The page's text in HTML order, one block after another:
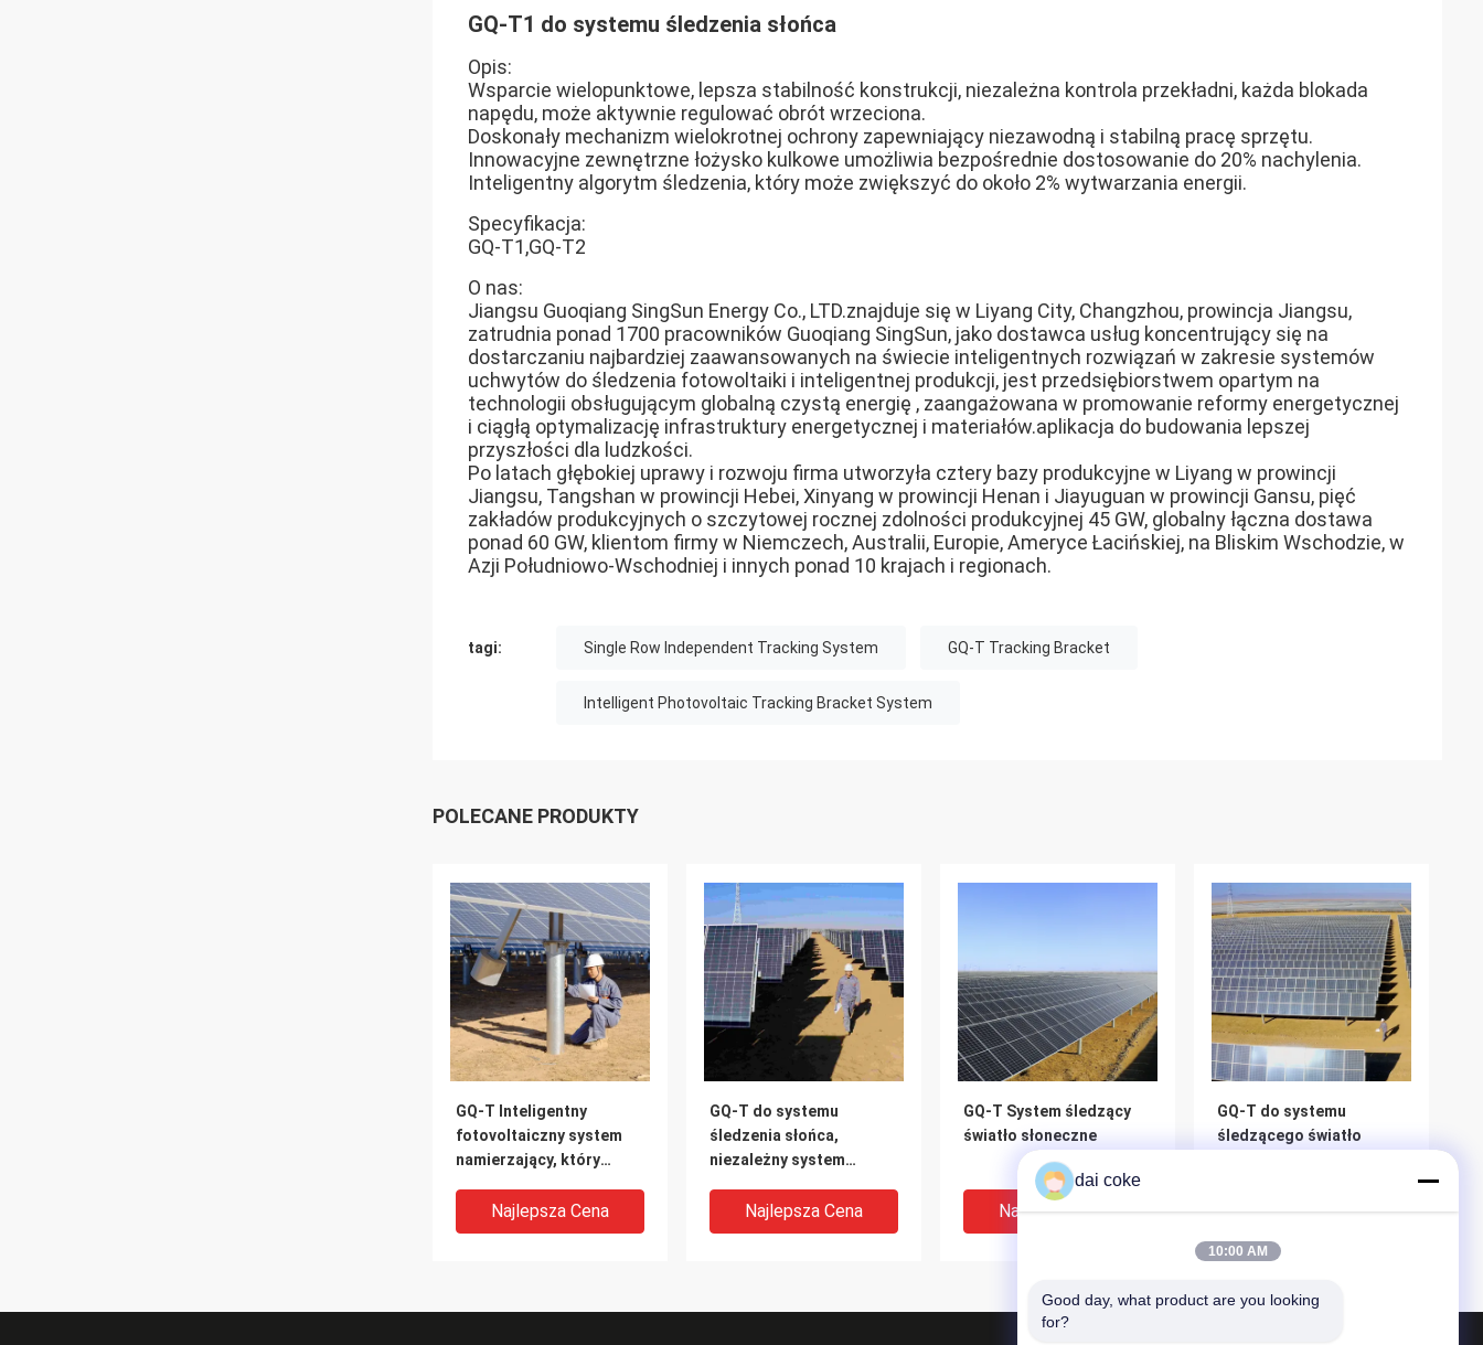
GQ-T1 do systemu śledzenia słońca
Opis:
Wsparcie wielopunktowe, lepsza stabilność konstrukcji, niezależna kontrola przekładni, każda blokada
napędu, może aktywnie regulować obrót wrzeciona.
Doskonały mechanizm wielokrotnej ochrony zapewniający niezawodną i stabilną pracę sprzętu.
Innowacyjne zewnętrzne łożysko kulkowe umożliwia bezpośrednie dostosowanie do 20% nachylenia.
Inteligentny algorytm śledzenia, który może zwiększyć do około 2% wytwarzania energii.
Specyfikacja:
GQ-T1,​GQ-T2
O nas:
Jiangsu Guoqiang SingSun Energy Co., LTD.znajduje się w Liyang City, Changzhou, prowincja Jiangsu,
zatrudnia ponad 1700 pracowników Guoqiang SingSun, jako dostawca usług koncentrujący się na
dostarczaniu najbardziej zaawansowanych na świecie inteligentnych rozwiązań w zakresie systemów
uchwytów do śledzenia fotowoltaiki i inteligentnej produkcji, jest przedsiębiorstwem opartym na
technologii obsługującym globalną czystą energię , zaangażowana w promowanie reformy energetycznej
i ciągłą optymalizację infrastruktury energetycznej i materiałów.aplikacja do budowania lepszej
przyszłości dla ludzkości.
Po latach głębokiej uprawy i rozwoju firma utworzyła cztery bazy produkcyjne w Liyang w prowincji
Jiangsu, Tangshan w prowincji Hebei, Xinyang w prowincji Henan i Jiayuguan w prowincji Gansu, pięć
zakładów produkcyjnych o szczytowej rocznej zdolności produkcyjnej 45 GW, globalny łączna dostawa
ponad 60 GW, klientom firmy w Niemczech, Australii, Europie, Ameryce Łacińskiej, na Bliskim Wschodzie, w
Azji Południowo-Wschodniej i innych ponad 10 krajach i regionach.
tagi: Single Row Independent Tracking System GQ-T Tracking Bracket
Intelligent Photovoltaic Tracking Bracket System
POLECANE PRODUKTY
GQ-T Inteligentny
fotovoltaiczny system
namierzający, który
Najlepsza Cena
GQ-T do systemu
śledzenia słońca,
niezależny system
rzędu, doskonała
stabilność
Najlepsza Cena
GQ-T System śledzący
światło słoneczne
Najlepsza Cena
GQ-T do systemu
śledzącego światło
Najlepsza Cena
dai coke
10:00 AM
Good day, what product are you looking
for?